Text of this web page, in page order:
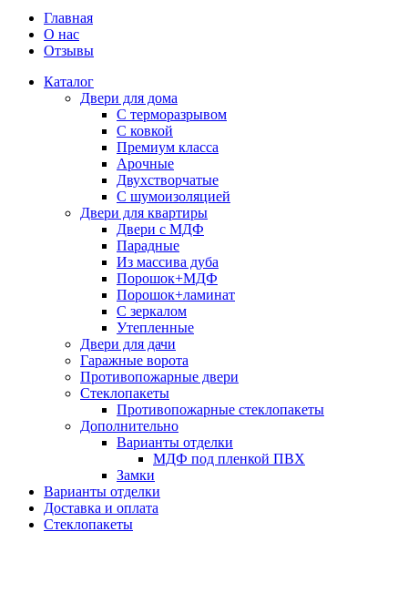
Главная
О нас
Отзывы
Каталог
Двери для дома
С терморазрывом
С ковкой
Премиум класса
Арочные
Двухстворчатые
С шумоизоляцией
Двери для квартиры
Двери с МДФ
Парадные
Из массива дуба
Порошок+МДФ
Порошок+ламинат
С зеркалом
Утепленные
Двери для дачи
Гаражные ворота
Противопожарные двери
Стеклопакеты
Противопожарные стеклопакеты
Дополнительно
Варианты отделки
МДФ под пленкой ПВХ
Замки
Варианты отделки
Доставка и оплата
Стеклопакеты